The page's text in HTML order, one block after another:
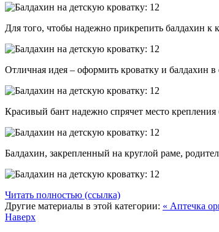
Для того, чтобы надежно прикрепить балдахин к
Отличная идея – оформить кроватку и балдахин
Красивый бант надежно спрячет место
Балдахин, закрепленный на круглой раме,
Читать полностью (ссылка)
Другие материалы в этой категории: « Аптечка
Наверх